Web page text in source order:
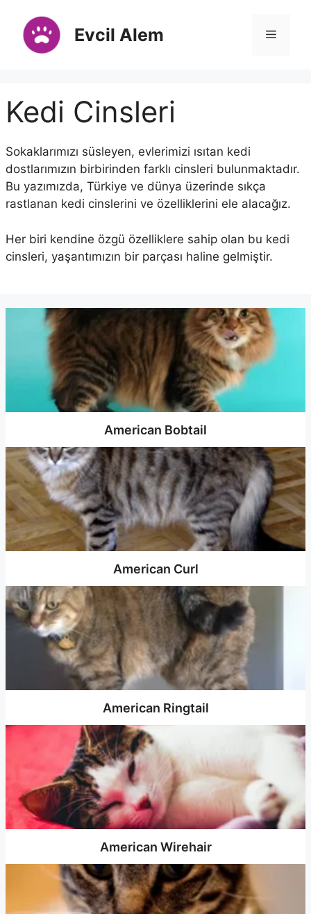
Evcil Alem Menü
Kedi Cinsleri
Sokaklarımızı süsleyen, evlerimizi ısıtan kedi
dostlarımızın birbirinden farklı cinsleri bulunmaktadır.
Bu yazımızda, Türkiye ve dünya üzerinde sıkça
rastlanan kedi cinslerini ve özelliklerini ele alacağız.
Her biri kendine özgü özelliklere sahip olan bu kedi
cinsleri, yaşantımızın bir parçası haline gelmiştir.
American Bobtail
American Curl
American Ringtail
American Wirehair